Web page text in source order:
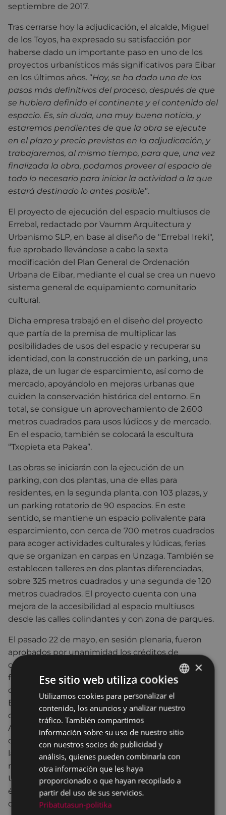
septiembre de 2017.
Tras cerrarse hoy la adjudicación, el alcalde, Miguel
de los Toyos, ha expresado su satisfacción por
haberse dado un importante paso en uno de los
proyectos urbanísticos más significativos para Eibar
en los últimos años. “Hoy, se ha dado uno de los
pasos más definitivos del proceso, después de que
se hubiera definido el continente y el contenido del
espacio. Es, sin duda, una muy buena noticia, y
estaremos pendientes de que la obra se ejecute
en el plazo y precio previstos en la adjudicación, y
trabajaremos, al mismo tiempo, para que, una vez
finalizada la obra, podamos proveer al espacio de
todo lo necesario para iniciar la actividad a la que
estará destinado lo antes posible”.
El proyecto de ejecución del espacio multiusos de
Errebal, redactado por Vaumm Arquitectura y
Urbanismo SLP, en base al diseño de "Errebal Ireki",
fue aprobado llevándose a cabo la sexta
modificación del Plan General de Ordenación
Urbana de Eibar, mediante el cual se crea un nuevo
sistema general de equipamiento comunitario
cultural.
Dicha empresa trabajó en el diseño del proyecto
que partía de la premisa de multiplicar las
posibilidades de usos del espacio y recuperar su
identidad, con la construcción de un parking, una
plaza, de un lugar de esparcimiento, así como de
mercado, apoyándolo en mejoras urbanas que
cuiden la conservación histórica del entorno. En
total, se consigue un aprovechamiento de 2.600
metros cuadrados para usos lúdicos y de mercado.
En el espacio, también se colocará la escultura
“Txopieta eta Pakea”.
Las obras se iniciarán con la ejecución de un
parking, con dos plantas, una de ellas para
residentes, en la segunda planta, con 103 plazas, y
un parking rotatorio de 90 espacios. En este
sentido, se mantiene un espacio polivalente para
esparcimiento, con cerca de 700 metros cuadrados
para acoger actividades culturales y lúdicas, ferias
que se organizan en carpas en Unzaga. También se
establecen talleres en dos plantas diferenciadas,
sobre 325 metros cuadrados y una segunda de 120
metros cuadrados. El proyecto cuenta con una
mejora de la accesibilidad al espacio multiusos
desde las calles colindantes y con zona de parques.
El pasado 22 de mayo, en sesión plenaria, fueron
aprobados por unanimidad los créditos de
compromiso plurianuales, hasta el año 2018, para la
financiación del gasto correspondiente a las obras
del proyecto "Edificio Multifuncional y
Equipamiento Cultural Errebal". Con la aprobación
de esta planificación presupuestaria, el
Ayuntamiento tiene garantizada la cobertura anual
del coste de los trabajos, incluyendo la dirección de
la obra, en base al plan de ejecución de las obras,
redactado y presentado por Vaumm Arquitectura y
Urbanismo SLP, y a las necesidades e hitos que en
él se presentan para cada año, hasta la finalización
de las obras.
BASQUE
SPANISH
×
Ese sitio web utiliza cookies
Utilizamos cookies para personalizar el
contenido, los anuncios y analizar nuestro
tráfico. También compartimos
información sobre su uso de nuestro sitio
con nuestros socios de publicidad y
análisis, quienes pueden combinarla con
otra información que les haya
proporcionado o que hayan recopilado a
partir del uso de sus servicios.
Pribatutasun-politika